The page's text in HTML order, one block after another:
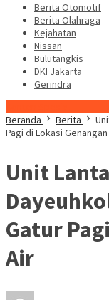
Berita Otomotif
Berita Olahraga
Kejahatan
Nissan
Bulutangkis
DKI Jakarta
Gerindra
Beranda
Berita
Pagi di Lokasi
Unit
Gatur
Air